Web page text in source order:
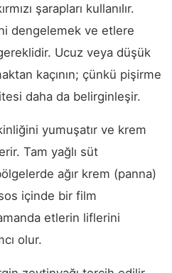
şarapları kullanılır.
dengelemek ve etlere
Ucuz veya düşük
kaçının; çünkü pişirme
daha da belirginleşir.
yumuşatır ve krem
Tam yağlı süt
ağır krem (panna)
içinde bir film
etlerin liflerini
olur.